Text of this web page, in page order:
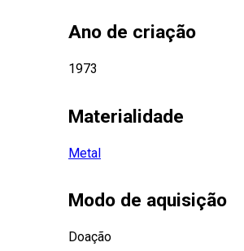
Ano de criação
1973
Materialidade
Metal
Modo de aquisição
Doação